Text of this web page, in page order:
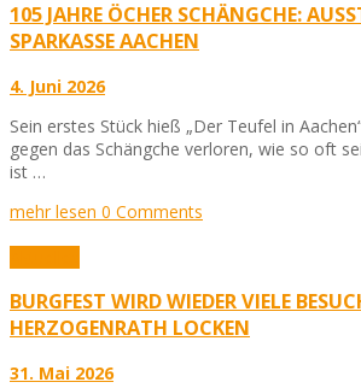
105 JAHRE ÖCHER SCHÄNGCHE:
SPARKASSE AACHEN
4. Juni 2026
Sein erstes Stück hieß „Der Teufel in
gegen das Schängche verloren, wie so oft
ist …
mehr lesen 0 Comments
BURGFEST WIRD WIEDER VIELE
HERZOGENRATH LOCKEN
31. Mai 2026